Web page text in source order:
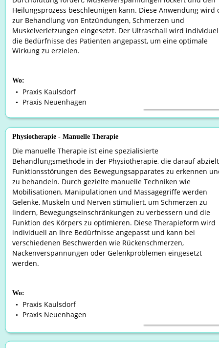
Heilungsprozess beschleunigen kann. Diese Anwendung
zur Behandlung von Entzündungen, Schmerzen und
Muskelverletzungen eingesetzt. Der Ultraschall wird
die Bedürfnisse des Patienten angepasst, um eine optimale
Wirkung zu erzielen.
Wo:
•
Praxis Kaulsdorf
• Praxis Neuenhagen
Physiotherapie - Manuelle Therapie
Die manuelle Therapie ist eine spezialisierte
Behandlungsmethode in der Physiotherapie, die darauf
Funktionsstörungen des Bewegungsapparates zu erkennen
zu behandeln. Durch gezielte manuelle Techniken wie
Mobilisationen, Manipulationen und Massagegriffe werden
Gelenke, Muskeln und Nerven stimuliert, um Schmerzen zu
lindern, Bewegungseinschränkungen zu verbessern und die
Funktion des Körpers zu optimieren. Diese Therapieform wird
individuell an Ihre Bedürfnisse angepasst und kann bei
verschiedenen Beschwerden wie Rückenschmerzen,
Nackenverspannungen oder Gelenkproblemen eingesetzt
werden.
Wo:
•
Praxis Kaulsdorf
• Praxis Neuenhagen